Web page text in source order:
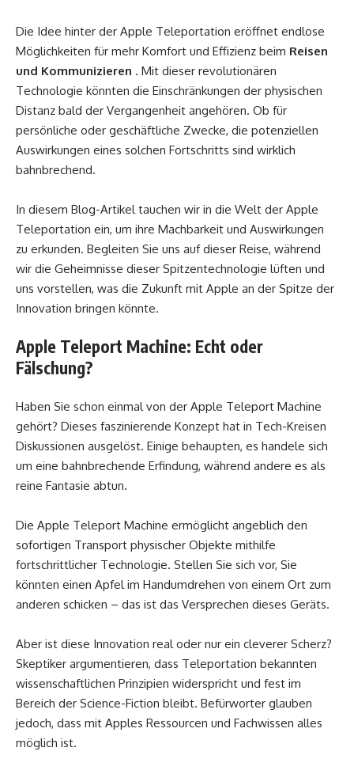
Die Idee hinter der Apple Teleportation eröffnet endlose
Möglichkeiten für mehr Komfort und Effizienz beim Reisen
und Kommunizieren . Mit dieser revolutionären
Technologie könnten die Einschränkungen der physischen
Distanz bald der Vergangenheit angehören. Ob für
persönliche oder geschäftliche Zwecke, die potenziellen
Auswirkungen eines solchen Fortschritts sind wirklich
bahnbrechend.
In diesem Blog-Artikel tauchen wir in die Welt der Apple
Teleportation ein, um ihre Machbarkeit und Auswirkungen
zu erkunden. Begleiten Sie uns auf dieser Reise, während
wir die Geheimnisse dieser Spitzentechnologie lüften und
uns vorstellen, was die Zukunft mit Apple an der Spitze der
Innovation bringen könnte.
Apple Teleport Machine: Echt oder
Fälschung?
Haben Sie schon einmal von der Apple Teleport Machine
gehört? Dieses faszinierende Konzept hat in Tech-Kreisen
Diskussionen ausgelöst. Einige behaupten, es handele sich
um eine bahnbrechende Erfindung, während andere es als
reine Fantasie abtun.
Die Apple Teleport Machine ermöglicht angeblich den
sofortigen Transport physischer Objekte mithilfe
fortschrittlicher Technologie. Stellen Sie sich vor, Sie
könnten einen Apfel im Handumdrehen von einem Ort zum
anderen schicken – das ist das Versprechen dieses Geräts.
Aber ist diese Innovation real oder nur ein cleverer Scherz?
Skeptiker argumentieren, dass Teleportation bekannten
wissenschaftlichen Prinzipien widerspricht und fest im
Bereich der Science-Fiction bleibt. Befürworter glauben
jedoch, dass mit Apples Ressourcen und Fachwissen alles
möglich ist.